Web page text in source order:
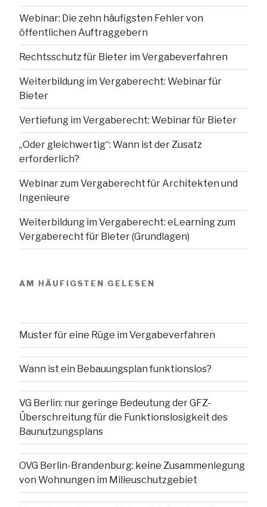
Webinar: Die zehn häufigsten Fehler von
öffentlichen Auftraggebern
Rechtsschutz für Bieter im Vergabeverfahren
Weiterbildung im Vergaberecht: Webinar für
Bieter
Vertiefung im Vergaberecht: Webinar für Bieter
„Oder gleichwertig“: Wann ist der Zusatz
erforderlich?
Webinar zum Vergaberecht für Architekten und
Ingenieure
Weiterbildung im Vergaberecht: eLearning zum
Vergaberecht für Bieter (Grundlagen)
AM HÄUFIGSTEN GELESEN
Muster für eine Rüge im Vergabeverfahren
Wann ist ein Bebauungsplan funktionslos?
VG Berlin: nur geringe Bedeutung der GFZ-
Überschreitung für die Funktionslosigkeit des
Baunutzungsplans
OVG Berlin-Brandenburg: keine Zusammenlegung
von Wohnungen im Milieuschutzgebiet